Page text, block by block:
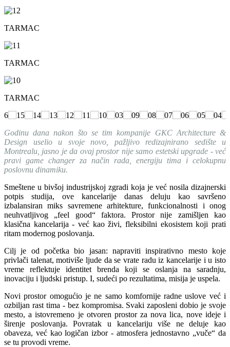
TARMAC
TARMAC
TARMAC
Godinu dana nakon što se tim kompanije GKC Architecture &
Design uselio u svoje novo, pažljivo redizajnirano sedište u
Montrealu, jasno je da ovaj prostor nije samo estetski upgrade - već
pravi game changer za način rada, energiju tima i celokupnu
poslovnu dinamiku.
Smeštene u bivšoj industrijskoj zgradi koja je već nosila dizajnerski
potpis studija, ove kancelarije danas deluju kao savršeno
izbalansiran miks savremene arhitekture, funkcionalnosti i onog
neuhvatljivog „feel good“ faktora. Prostor nije zamišljen kao
klasična kancelarija - već kao živi, fleksibilni ekosistem koji prati
ritam modernog poslovanja.
Cilj je od početka bio jasan: napraviti inspirativno mesto koje
privlači talenat, motiviše ljude da se vrate radu iz kancelarije i u isto
vreme reflektuje identitet brenda koji se oslanja na saradnju,
inovaciju i ljudski pristup. I, sudeći po rezultatima, misija je uspela.
Novi prostor omogućio je ne samo komfornije radne uslove već i
ozbiljan rast tima - bez kompromisa. Svaki zaposleni dobio je svoje
mesto, a istovremeno je otvoren prostor za nova lica, nove ideje i
širenje poslovanja. Povratak u kancelariju više ne deluje kao
obaveza, već kao logičan izbor - atmosfera jednostavno „vuče“ da
se tu provodi vreme.